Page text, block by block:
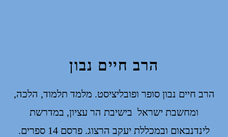
הרב חיים נבון
הרב חיים נבון סופר ופובליציסט. מלמד תלמוד, הלכה,
ומחשבת ישראל בישיבת הר עציון, במדרשת
לינדנבאום ובמכללת יעקב הרצוג.
פרסם 14 ספרים.